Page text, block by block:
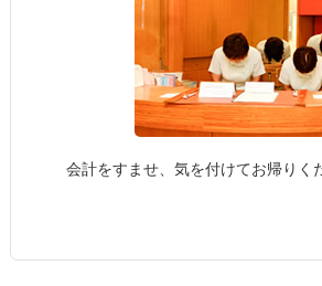
会計をすませ、気を付けてお帰りく